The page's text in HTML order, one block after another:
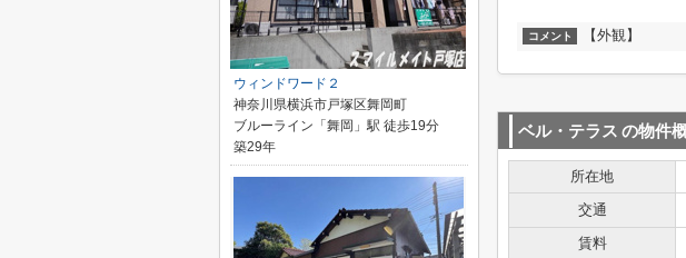
コメント 【外観】
ベル・テラス の物件
所在地
交通
賃料
ウィンドワード２
神奈川県横浜市戸塚区舞岡町
ブルーライン「舞岡」駅 徒歩19分
築29年